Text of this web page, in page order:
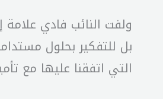
بل للتفكير بحلول
التي اتفقنا عليها مع